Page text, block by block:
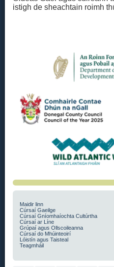
istigh de sheachtain roimh
Maidir linn
Cúrsaí Gaeilge
Cúrsaí Gníomhaíochta Cultúrtha
Cúrsaí ar Líne
Grúpaí agus Ollscoileanna
Cúrsaí do Mhúinteoirí
Lóistín agus Taisteal
Teagmháil